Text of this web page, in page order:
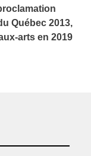
Québec 2013,
arts en 2019